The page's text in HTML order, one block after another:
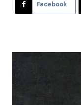
Facebook